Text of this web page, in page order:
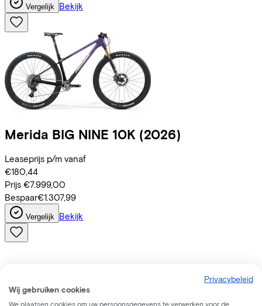
Vergelijk Bekijk
Merida BIG NINE 10K (2026)
Leaseprijs p/m vanaf
€180,44
Prijs €7.999,00
Bespaar€1.307,99
Vergelijk Bekijk
Privacybeleid
Wij gebruiken cookies
We plaatsen cookies om uw persoonsgegevens te verwerken voor de